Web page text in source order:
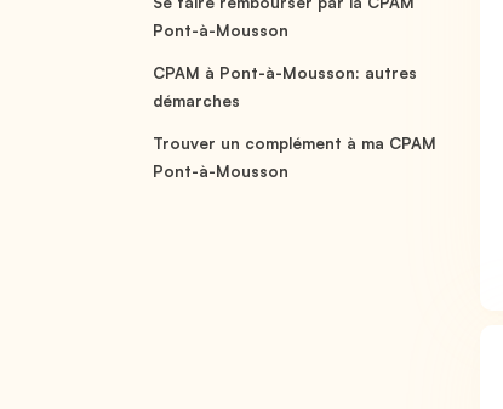
Pont-à-Mousson
CPAM à Pont-à-Mousson: autres
démarches
Trouver un complément à ma CPAM
Pont-à-Mousson